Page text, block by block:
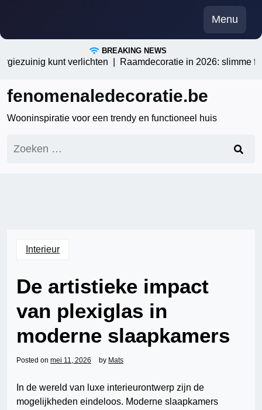
content
Menu
BREAKING NEWS
kunt verlichten |Raamdecoratie in 2026: slimme
fenomenaledecoratie.be
Wooninspiratie voor een trendy en functioneel huis
naar:
Interieur
De artistieke impact
van plexiglas in
moderne slaapkamers
Posted on mei 11, 2026 by Mats
In de wereld van luxe interieurontwerp zijn de
mogelijkheden eindeloos. Moderne slaapkamers